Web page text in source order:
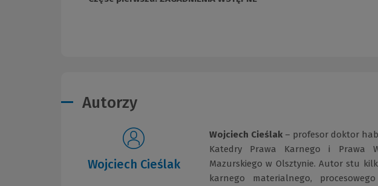
Autorzy
Wojciech Cieślak
Wojciech Cieślak– profesor doktor
Katedry Prawa Karnego i Prawa
Mazurskiego w Olsztynie. Autor stu
karnego materialnego,